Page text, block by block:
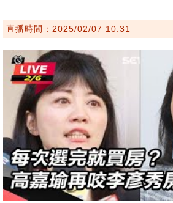
直播時間：2025/02/07 10:31